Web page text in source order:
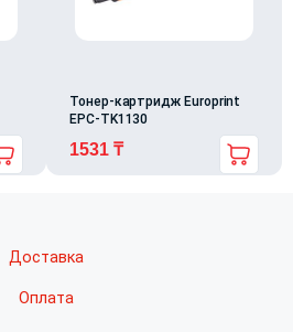
Тонер-картридж Europrint
EPC-TK1130
1531 ₸
Доставка
Оплата